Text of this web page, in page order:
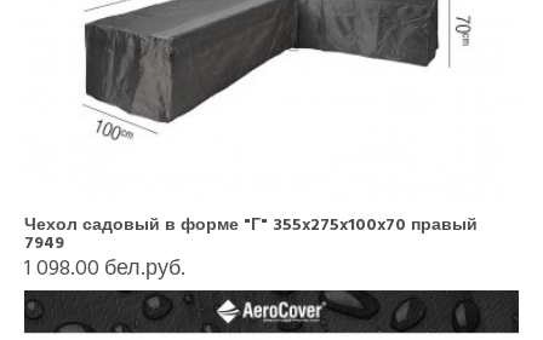
Чехол садовый в форме "Г" 355x275x100x70 правый
7949
1 098.00 бел.руб.